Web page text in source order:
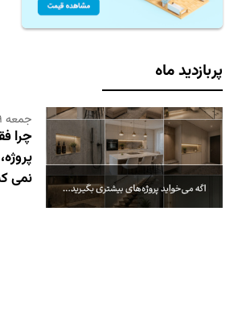
پربازدید ماه
چرا
نمی
جمعه ۱۹ تیر ۱۴۰۵